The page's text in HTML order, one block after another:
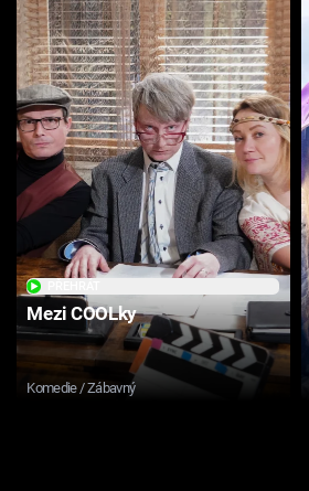
Mezi COOLky
Komedie / Zábavný